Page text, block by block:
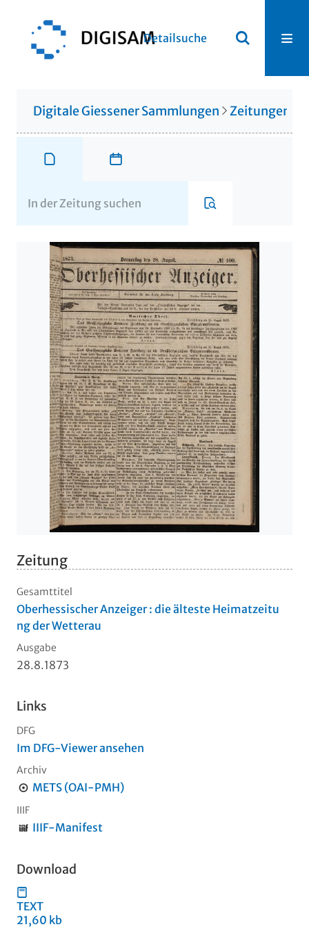
Detailsuche
Digitale Giessener Sammlungen Zeitungen
Zeitung
Gesamttitel
Oberhessischer Anzeiger : die älteste Heimatzeitu
ng der Wetterau
Ausgabe
28.8.1873
Links
DFG
Im DFG-Viewer ansehen
Archiv
METS (OAI-PMH)
IIIF
IIIF-Manifest
Download
TEXT
21,60 kb